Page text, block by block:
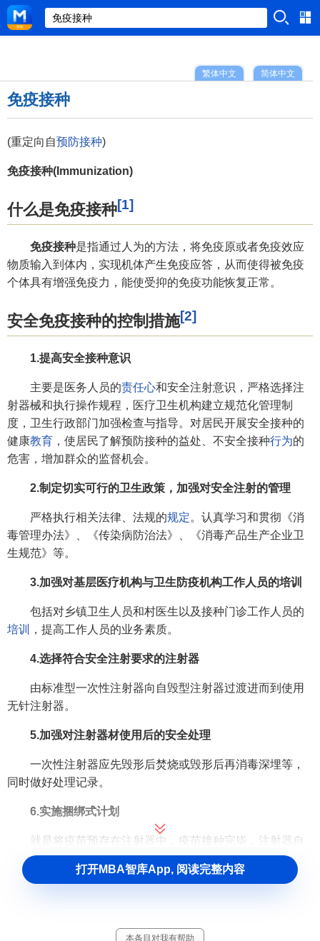
简体中文
繁体中文
免疫接种
(重定向自预防接种)
免疫接种(Immunization)
什么是免疫接种[1]
免疫接种是指通过人为的方法，将免疫原或者免疫效应
物质输入到体内，实现机体产生免疫应答，从而使得被免疫
个体具有增强免疫力，能使受抑的免疫功能恢复正常。
安全免疫接种的控制措施[2]
1.提高安全接种意识
主要是医务人员的责任心和安全注射意识，严格选择注
射器械和执行操作规程，医疗卫生机构建立规范化管理制
度，卫生行政部门加强检查与指导。对居民开展安全接种的
健康教育 ，使居民了解预防接种的益处、不安全接种行为的
危害，增加群众的监督机会。
2.制定切实可行的卫生政策，加强对安全注射的管理
严格执行相关法律、法规的规定。认真学习和贯彻《消
毒管理办法》、《传染病防治法》、《消毒产品生产企业卫
生规范》等。
3.加强对基层医疗机构与卫生防疫机构工作人员的培训
包括对乡镇卫生人员和村医生以及接种门诊工作人员的
培训
，提高工作人员的业务素质。
4.选择符合安全注射要求的注射器
由标准型一次性注射器向自毁型注射器过渡进而到使用
无针注射器。
5.加强对注射器材使用后的安全处理
一次性注射器应先毁形后焚烧或毁形后再消毒深埋等，
同时做好处理记录。
6.实施捆绑式计划
就是将疫苗预存在注射器中，疫苗接种完毕，注射器自
动毁形。如今国外产家生产的流感疫苗，麻疹、风疹、腮腺
炎疫苗就是这样。我国北京生物所也正在开展这方面的研
打开MBA智库App, 阅读完整内容
本条目对我有帮助